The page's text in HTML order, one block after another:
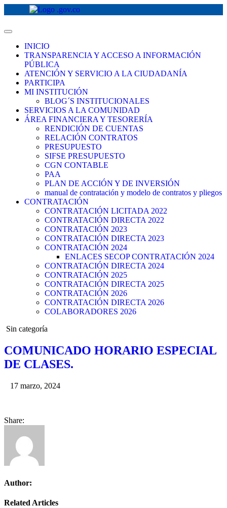
INICIO
TRANSPARENCIA Y ACCESO A INFORMACIÓN
PÚBLICA
ATENCIÓN Y SERVICIO A LA CIUDADANÍA
PARTICIPA
MI INSTITUCIÓN
BLOG´S INSTITUCIONALES
SERVICIOS A LA COMUNIDAD
ÁREA FINANCIERA Y TESORERÍA
RENDICIÓN DE CUENTAS
RELACIÓN CONTRATOS
PRESUPUESTO
SIFSE PRESUPUESTO
CGN CONTABLE
PAA
PLAN DE ACCIÓN Y DE INVERSIÓN
manual de contratación y modelo de contratos y pliegos
CONTRATACIÓN
CONTRATACIÓN LICITADA 2022
CONTRATACIÓN DIRECTA 2022
CONTRATACIÓN 2023
CONTRATACIÓN DIRECTA 2023
CONTRATACIÓN 2024
ENLACES SECOP CONTRATACIÓN 2024
CONTRATACIÓN DIRECTA 2024
CONTRATACIÓN 2025
CONTRATACIÓN DIRECTA 2025
CONTRATACIÓN 2026
CONTRATACIÓN DIRECTA 2026
COLABORADORES 2026
Posted
Sin categoría
COMUNICADO HORARIO ESPECIAL
DE CLASES.
17 marzo, 2024
Share:
Author:
Related Articles